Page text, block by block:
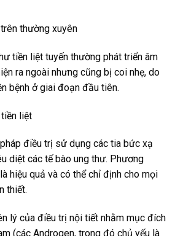
thường xuyên
tiền liệt tuyến thường phát triển âm
ra ngoài nhưng cũng bị coi nhẹ, do
bệnh ở giai đoạn đầu tiên.
liệt
điều trị sử dụng các tia bức xạ
diệt các tế bào ung thư. Phương
hiệu quả và có thể chỉ định cho mọi
thiết.
lý của điều trị nội tiết nhằm mục đích
(các Androgen, trong đó chủ yếu là